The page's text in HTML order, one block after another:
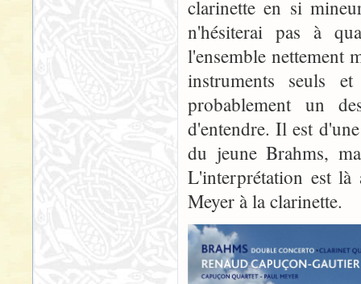
clarinette en si
n'hésiterai pas à
l'ensemble nettement
instruments seuls
probablement un
d'entendre. Il est
du jeune Brahms,
L'interprétation est là
Meyer à la clarinette.